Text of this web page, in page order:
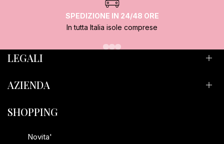
SPEDIZIONE IN 24/48 ORE
In tutta Italia isole comprese
LEGALI
Resi e Rimborsi
Termini e Condizioni
AZIENDA
Il Salone Delle Unghie
Mail: rsregina76@gmail.com
SHOPPING
Novita'